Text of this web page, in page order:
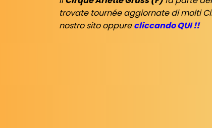
trovate tournée aggiornate di molti
nostro sito oppurecliccando QUI !!